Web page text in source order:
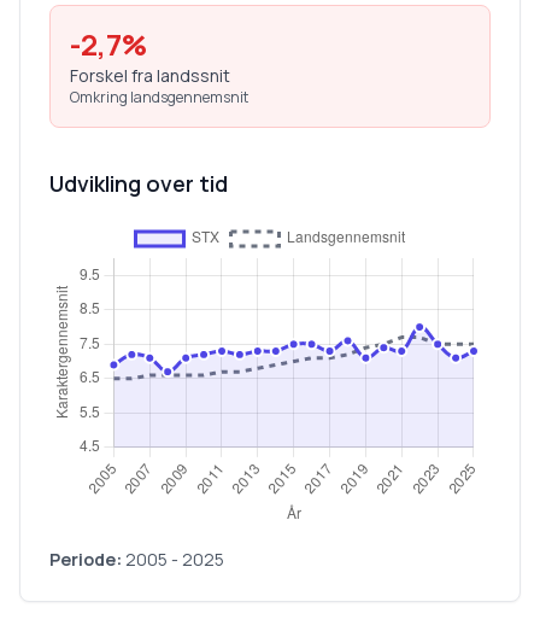
-2,7%
Forskel fra landssnit
Omkring landsgennemsnit
Udvikling over tid
Periode: 2005 - 2025